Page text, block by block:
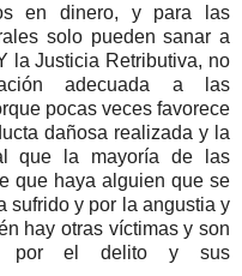
en dinero, y para las
solo pueden sanar a
la Justicia Retributiva, no
adecuada a las
pocas veces favorece
dañosa realizada y la
que la mayoría de las
que haya alguien que se
sufrido y por la angustia y
hay otras víctimas y son
por el delito y sus